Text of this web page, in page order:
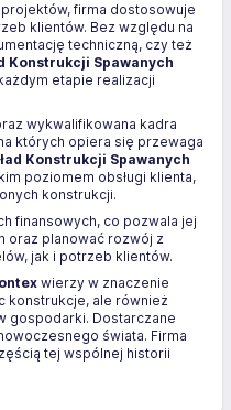
firma dostosowuje
klientów. Bez względu na
techniczną, czy też
Konstrukcji Spawanych
etapie realizacji
wykwalifikowana kadra
których opiera się przewaga
Konstrukcji Spawanych
poziomem obsługi klienta,
konstrukcji.
finansowych, co pozwala jej
oraz planować rozwój z
jak i potrzeb klientów.
wierzy w znaczenie
konstrukcje, ale również
gospodarki. Dostarczane
świata. Firma
tej wspólnej historii